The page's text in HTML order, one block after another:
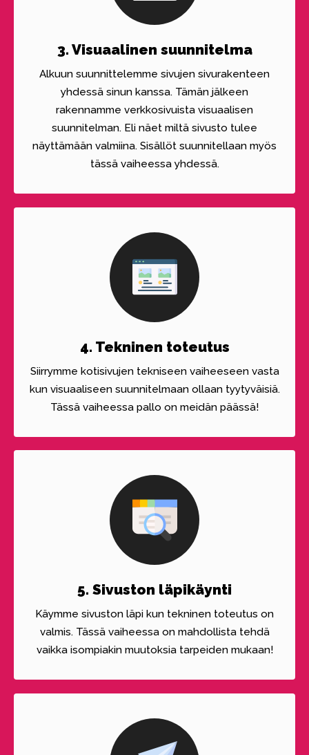
3. Visuaalinen suunnitelma
Alkuun suunnittelemme sivujen sivurakenteen
yhdessä sinun kanssa. Tämän jälkeen
rakennamme verkkosivuista visuaalisen
suunnitelman. Eli näet miltä sivusto tulee
näyttämään valmiina. Sisällöt suunnitellaan myös
tässä vaiheessa yhdessä.
4. Tekninen toteutus
Siirrymme kotisivujen tekniseen vaiheeseen vasta
kun visuaaliseen suunnitelmaan ollaan tyytyväisiä.
Tässä vaiheessa pallo on meidän päässä!
5. Sivuston läpikäynti
Käymme sivuston läpi kun tekninen toteutus on
valmis. Tässä vaiheessa on mahdollista tehdä
vaikka isompiakin muutoksia tarpeiden mukaan!